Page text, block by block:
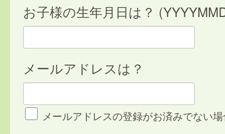
お子様の生年月日は？
メールアドレスは？
メールアドレスの登録がお済みでない